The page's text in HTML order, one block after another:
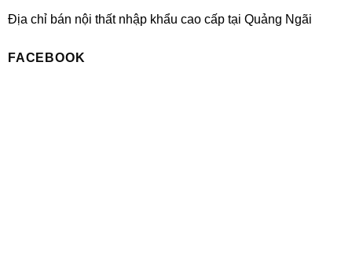
Địa chỉ bán nội thất nhập khẩu cao cấp tại Quảng Ngãi
FACEBOOK